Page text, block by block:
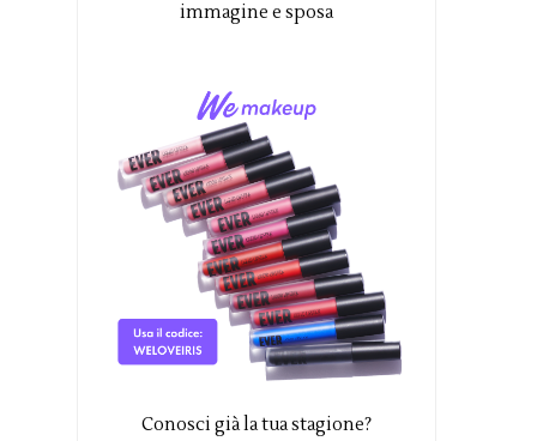
immagine e sposa
Conosci già la tua stagione?